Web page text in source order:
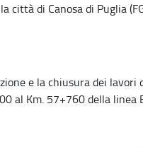
città di Canosa di Puglia
e la chiusura dei lavori
al Km. 57+760 della